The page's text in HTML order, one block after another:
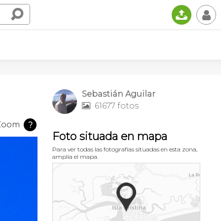
📤 👤
?
Sebastián Aguilar
 61677 fotos
Foto situada en mapa
Para ver todas las fotografías situadas en esta zona,
amplía el mapa.